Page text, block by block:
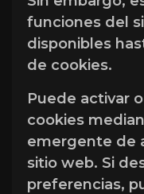
funciones del
disponibles
de cookies.
Puede activar
cookies
emergente de
sitio web. Si
preferencias,